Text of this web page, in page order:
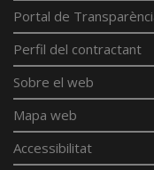
Portal de
Perfil del contractant
Sobre el web
Mapa web
Accessibilitat